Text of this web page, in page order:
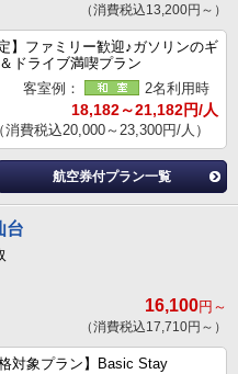
（消費税込13,200円～）
】ファミリー歓迎♪ガソリンのギ
ドライブ満喫プラン
客室例：
2名利用時
18,182～21,182円/人
（消費税込20,000～23,300円/人）
航空券付プラン一覧
台
16,100円～
（消費税込17,710円～）
対象プラン】Basic Stay